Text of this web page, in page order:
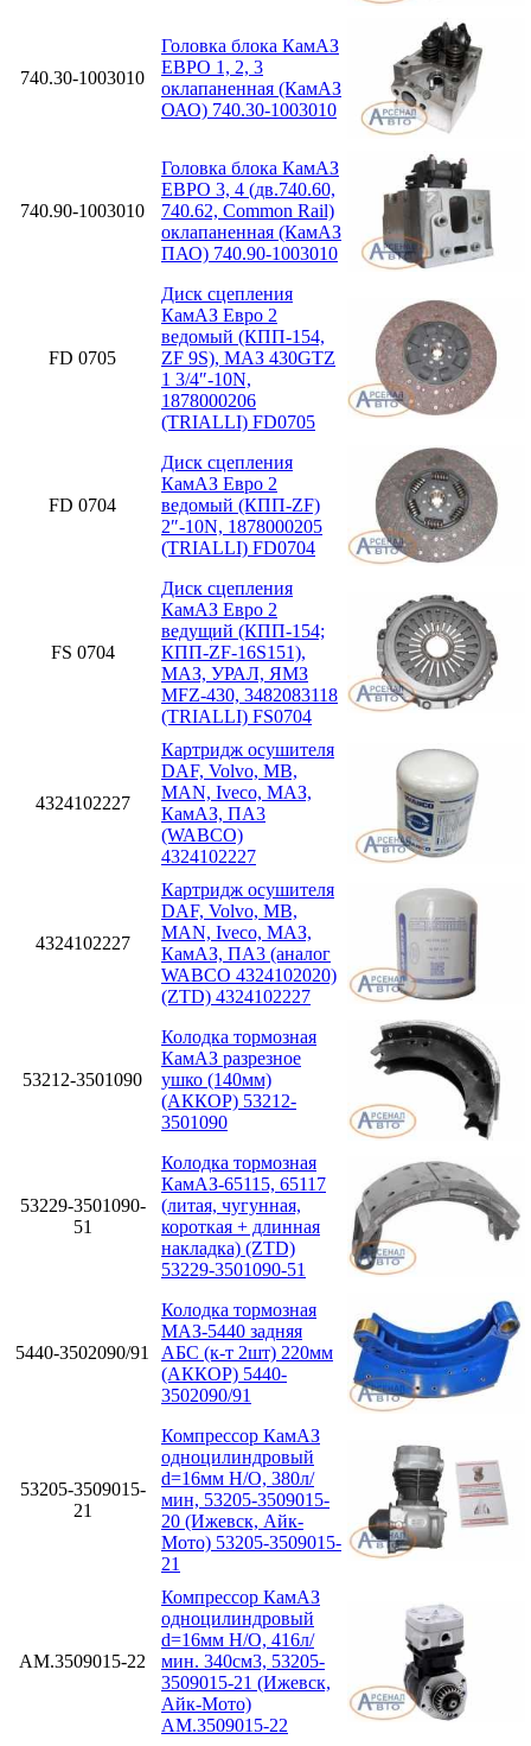
740.30-1003010
Головка блока КамАЗ
ЕВРО 1, 2, 3
оклапаненная (КамАЗ
ОАО) 740.30-1003010
740.90-1003010
Головка блока КамАЗ
ЕВРО 3, 4 (дв.740.60,
740.62, Common Rail)
оклапаненная (КамАЗ
ПАО) 740.90-1003010
FD 0705
Диск сцепления
КамАЗ Евро 2
ведомый (КПП-154,
ZF 9S), МАЗ 430GTZ
1 3/4″-10N,
1878000206
(TRIALLI) FD0705
FD 0704
Диск сцепления
КамАЗ Евро 2
ведомый (КПП-ZF)
2″-10N, 1878000205
(TRIALLI) FD0704
FS 0704
Диск сцепления
КамАЗ Евро 2
ведущий (КПП-154;
КПП-ZF-16S151),
МАЗ, УРАЛ, ЯМЗ
MFZ-430, 3482083118
(TRIALLI) FS0704
4324102227
Картридж осушителя
DAF, Volvo, MB,
MAN, Iveco, МАЗ,
КамАЗ, ПА3
(WABCO)
4324102227
4324102227
Картридж осушителя
DAF, Volvo, MB,
MAN, Iveco, МАЗ,
КамАЗ, ПА3 (аналог
WABCO 4324102020)
(ZTD) 4324102227
53212-3501090
Колодка тормозная
КамАЗ разрезное
ушко (140мм)
(АККОР) 53212-
3501090
53229-3501090-
51
Колодка тормозная
КамАЗ-65115, 65117
(литая, чугунная,
короткая + длинная
накладка) (ZTD)
53229-3501090-51
5440-3502090/91
Колодка тормозная
МАЗ-5440 задняя
АБС (к-т 2шт) 220мм
(АККОР) 5440-
3502090/91
53205-3509015-
21
Компрессор КамАЗ
одноцилиндровый
d=16мм Н/О, 380л/
мин, 53205-3509015-
20 (Ижевск, Айк-
Мото) 53205-3509015-
21
АМ.3509015-22
Компрессор КамАЗ
одноцилиндровый
d=16мм Н/О, 416л/
мин. 340см3, 53205-
3509015-21 (Ижевск,
Айк-Мото)
АМ.3509015-22